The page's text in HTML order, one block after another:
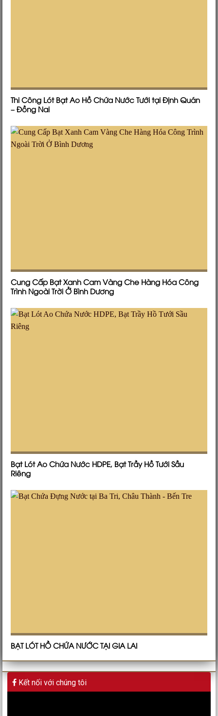
Thi Công Lót Bạt Ao Hồ Chứa Nước Tưới tại Định Quán
– Đồng Nai
Cung Cấp Bạt Xanh Cam Vàng Che Hàng Hóa Công
Trình Ngoài Trời Ở Bình Dương
Bạt Lót Ao Chứa Nước HDPE, Bạt Trầy Hồ Tưới Sầu
Riêng
BẠT LÓT HỒ CHỨA NƯỚC TẠI GIA LAI
Kết nối với chúng tôi